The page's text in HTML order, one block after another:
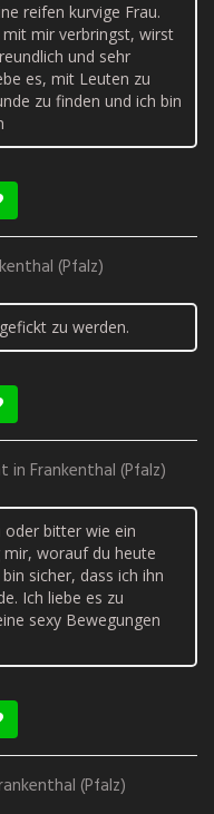
reifen kurvige Frau.
mir verbringst, wirst
und sehr
es, mit Leuten zu
zu finden und ich bin
(Pfalz)
zu werden.
in Frankenthal (Pfalz)
oder bitter wie ein
worauf du heute
sicher, dass ich ihn
Ich liebe es zu
sexy Bewegungen
(Pfalz)